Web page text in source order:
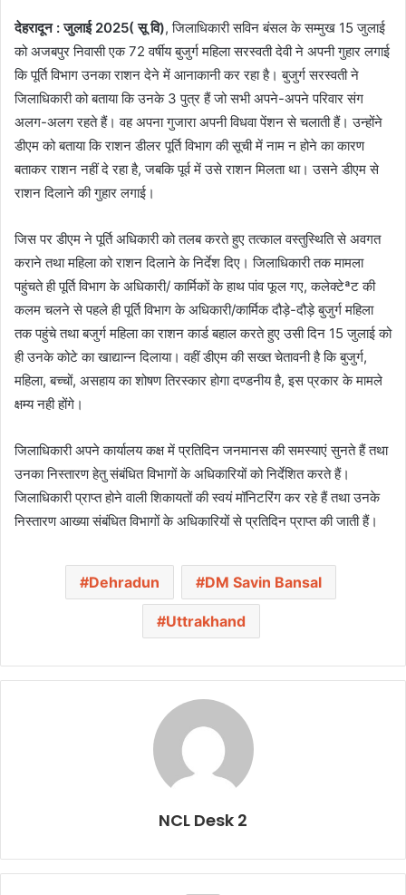
देहरादून : जुलाई 2025( सू वि), जिलाधिकारी सविन बंसल के सम्मुख 15 जुलाई
को अजबपुर निवासी एक 72 वर्षीय बुजुर्ग महिला सरस्वती देवी ने अपनी गुहार लगाई
कि पूर्ति विभाग उनका राशन देने में आनाकानी कर रहा है। बुजुर्ग सरस्वती ने
जिलाधिकारी को बताया कि उनके 3 पुत्र हैं जो सभी अपने-अपने परिवार संग
अलग-अलग रहते हैं। वह अपना गुजारा अपनी विधवा पेंशन से चलाती हैं। उन्होंने
डीएम को बताया कि राशन डीलर पूर्ति विभाग की सूची में नाम न होने का कारण
बताकर राशन नहीं दे रहा है, जबकि पूर्व में उसे राशन मिलता था। उसने डीएम से
राशन दिलाने की गुहार लगाई।
जिस पर डीएम ने पूर्ति अधिकारी को तलब करते हुए तत्काल वस्तुस्थिति से अवगत
कराने तथा महिला को राशन दिलाने के निर्देश दिए। जिलाधिकारी तक मामला
पहुंचते ही पूर्ति विभाग के अधिकारी/ कार्मिकों के हाथ पांव फूल गए, कलेक्टेªट की
कलम चलने से पहले ही पूर्ति विभाग के अधिकारी/कार्मिक दौड़े-दौड़े बुजुर्ग महिला
तक पहुंचे तथा बजुर्ग महिला का राशन कार्ड बहाल करते हुए उसी दिन 15 जुलाई को
ही उनके कोटे का खाद्यान्न दिलाया। वहीं डीएम की सख्त चेतावनी है कि बुजुर्ग,
महिला, बच्चों, असहाय का शोषण तिरस्कार होगा दण्डनीय है, इस प्रकार के मामले
क्षम्य नही होंगे।
जिलाधिकारी अपने कार्यालय कक्ष में प्रतिदिन जनमानस की समस्याएं सुनते हैं तथा
उनका निस्तारण हेतु संबंधित विभागों के अधिकारियों को निर्देशित करते हैं।
जिलाधिकारी प्राप्त होने वाली शिकायतों की स्वयं मॉनिटरिंग कर रहे हैं तथा उनके
निस्तारण आख्या संबंधित विभागों के अधिकारियों से प्रतिदिन प्राप्त की जाती हैं।
Dehradun DM Savin Bansal
Uttrakhand
NCL Desk 2